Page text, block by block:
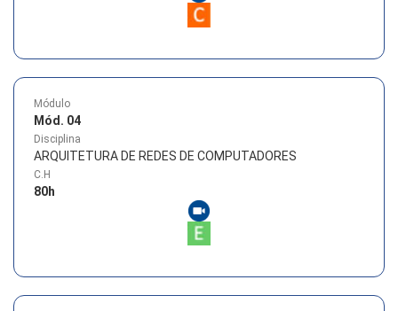
Módulo
Mód. 04
Disciplina
ARQUITETURA DE REDES DE COMPUTADORES
C.H
80h